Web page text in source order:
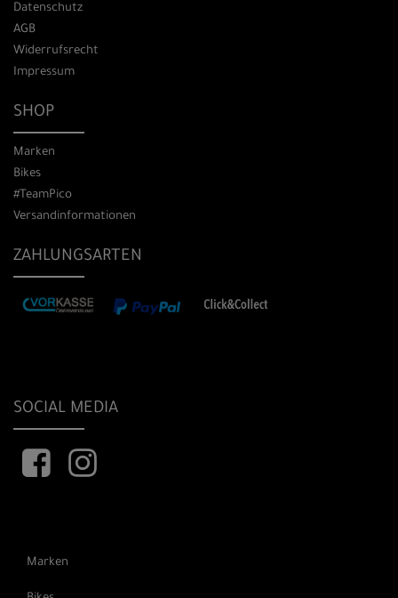
Datenschutz
AGB
Widerrufsrecht
Impressum
SHOP
Marken
Bikes
#TeamPico
Versandinformationen
ZAHLUNGSARTEN
SOCIAL MEDIA
Marken